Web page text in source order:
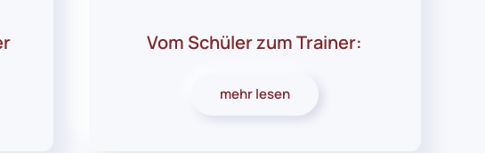
Vom Schüler zum Trainer:
mehr lesen